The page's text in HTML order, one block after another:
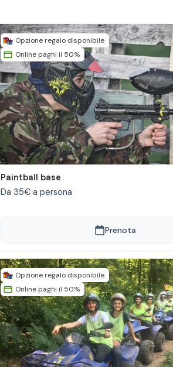
Opzione regalo disponibile
Online paghi il 50%
Paintball base
Da 35€ a persona
Prenota
Opzione regalo disponibile
Online paghi il 50%